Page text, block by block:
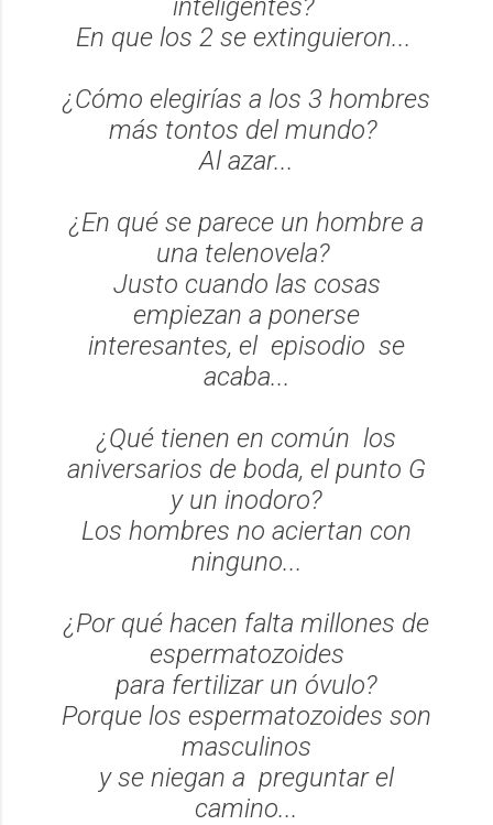
inteligentes?
En que los 2 se extinguieron...
¿Cómo elegirías a los 3 hombres
más tontos del mundo?
Al azar...
¿En qué se parece un hombre a
una telenovela?
Justo cuando las cosas
empiezan a ponerse
interesantes, el episodio se
acaba...
¿Qué tienen en común los
aniversarios de boda, el punto G
y un inodoro?
Los hombres no aciertan con
ninguno...
¿Por qué hacen falta millones de
espermatozoides
para fertilizar un óvulo?
Porque los espermatozoides son
masculinos
y se niegan a preguntar el
camino...